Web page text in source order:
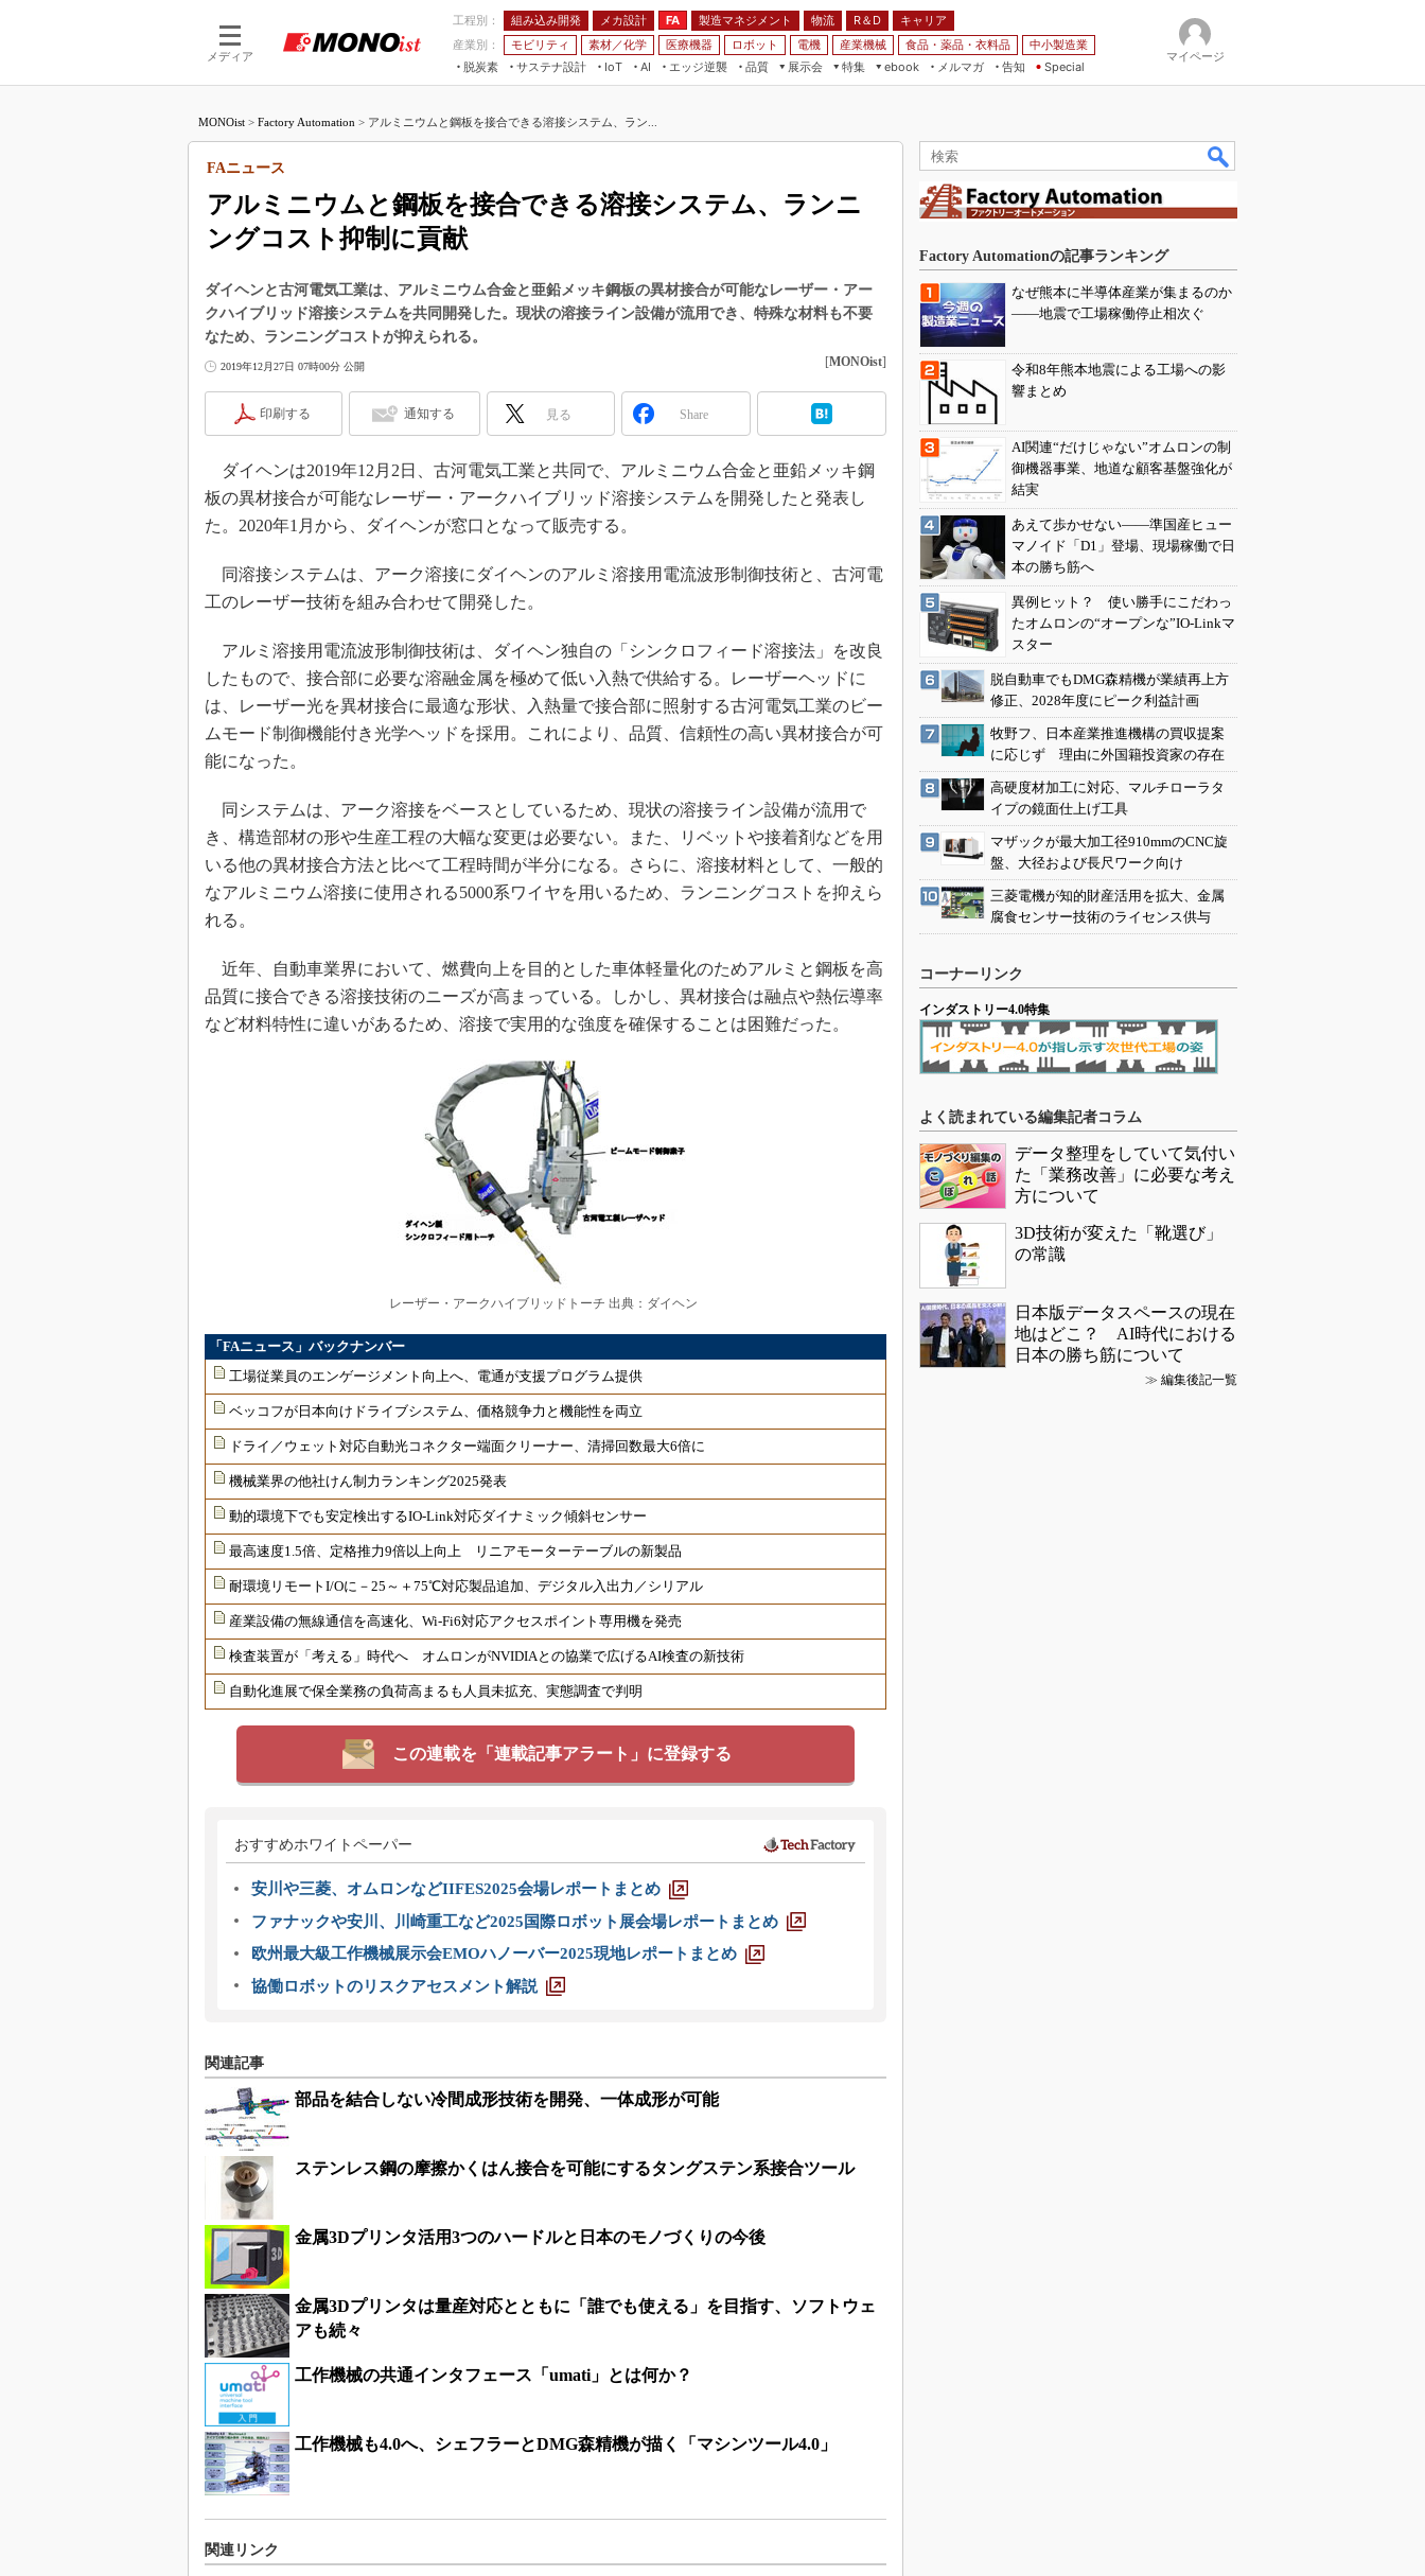
メディア
工程別： 組み込み開発 メカ設計 FA 製造マネジメント 物流 R＆D
キャリア
産業別：
モビリティ 素材／化学 医療機器 ロボット 電機 産業機械 食品・薬品・衣料品
中小製造業
脱炭素
サステナ設計
IoT
つながる工場
AI
AI×設備保全
エッジ逆襲 品質
展示会
JIMTOF
IIFES
TECHNO-FRONTIER
EdgeTech+
日本ものづくりワールド
AUTOMOTIVE WORLD
産業オープンネット展
特集
つながるクルマ
VR／AR
フィールドサービス
組み込み画像技術
組み込みモデリング
ISO26262
3Dプリンタ
インダストリー4.0
製造業ビッグデータ
メイドインジャパン
植物工場
知財マネジメント
グローバル設計・開発
制御セキュリティ
新型コロナへの対応
ebook
メルマガ
告知 Special
マイページ
MONOist > Factory Automation > アルミニウムと鋼板を接合できる溶接システム、ラン...
アルミニウムと鋼板を接合できる溶接システム、ランニ
ングコスト抑制に貢献
FAニュース
ダイヘンと古河電気工業は、アルミニウム合金と亜鉛メッキ鋼板の異材接合が可能なレーザー・アー
クハイブリッド溶接システムを共同開発した。現状の溶接ライン設備が流用でき、特殊な材料も不要
なため、ランニングコストが抑えられる。
2019年12月27日 07時00分 公開 [MONOist]
印刷する 通知する 見る Share
ダイヘンは2019年12月2日、古河電気工業と共同で、アルミニウム合金と亜鉛メッキ鋼
板の異材接合が可能なレーザー・アークハイブリッド溶接システムを開発したと発表し
た。2020年1月から、ダイヘンが窓口となって販売する。
同溶接システムは、アーク溶接にダイヘンのアルミ溶接用電流波形制御技術と、古河電
工のレーザー技術を組み合わせて開発した。
アルミ溶接用電流波形制御技術は、ダイヘン独自の「シンクロフィード溶接法」を改良
したもので、接合部に必要な溶融金属を極めて低い入熱で供給する。レーザーヘッドに
は、レーザー光を異材接合に最適な形状、入熱量で接合部に照射する古河電気工業のビー
ムモード制御機能付き光学ヘッドを採用。これにより、品質、信頼性の高い異材接合が可
能になった。
同システムは、アーク溶接をベースとしているため、現状の溶接ライン設備が流用で
き、構造部材の形や生産工程の大幅な変更は必要ない。また、リベットや接着剤などを用
いる他の異材接合方法と比べて工程時間が半分になる。さらに、溶接材料として、一般的
なアルミニウム溶接に使用される5000系ワイヤを用いるため、ランニングコストを抑えら
れる。
近年、自動車業界において、燃費向上を目的とした車体軽量化のためアルミと鋼板を高
品質に接合できる溶接技術のニーズが高まっている。しかし、異材接合は融点や熱伝導率
など材料特性に違いがあるため、溶接で実用的な強度を確保することは困難だった。
レーザー・アークハイブリッドトーチ 出典：ダイヘン
「FAニュース」バックナンバー
工場従業員のエンゲージメント向上へ、電通が支援プログラム提供
ベッコフが日本向けドライブシステム、価格競争力と機能性を両立
ドライ／ウェット対応自動光コネクター端面クリーナー、清掃回数最大6倍に
機械業界の他社けん制力ランキング2025発表
動的環境下でも安定検出するIO-Link対応ダイナミック傾斜センサー
最高速度1.5倍、定格推力9倍以上向上 リニアモーターテーブルの新製品
耐環境リモートI/Oに－25～＋75℃対応製品追加、デジタル入出力／シリアル
産業設備の無線通信を高速化、Wi-Fi6対応アクセスポイント専用機を発売
検査装置が「考える」時代へ オムロンがNVIDIAとの協業で広げるAI検査の新技術
自動化進展で保全業務の負荷高まるも人員未拡充、実態調査で判明
この連載を「連載記事アラート」に登録する
おすすめホワイトペーパー
安川や三菱、オムロンなどIIFES2025会場レポートまとめ
ファナックや安川、川崎重工など2025国際ロボット展会場レポートまとめ
欧州最大級工作機械展示会EMOハノーバー2025現地レポートまとめ
協働ロボットのリスクアセスメント解説
関連記事
部品を結合しない冷間成形技術を開発、一体成形が可能
ステンレス鋼の摩擦かくはん接合を可能にするタングステン系接合ツール
金属3Dプリンタ活用3つのハードルと日本のモノづくりの今後
金属3Dプリンタは量産対応とともに「誰でも使える」を目指す、ソフトウェ
アも続々
工作機械の共通インタフェース「umati」とは何か？
工作機械も4.0へ、シェフラーとDMG森精機が描く「マシンツール4.0」
関連リンク
Factory Automationの記事ランキング
なぜ熊本に半導体産業が集まるのか
――地震で工場稼働停止相次ぐ
令和8年熊本地震による工場への影
響まとめ
AI関連“だけじゃない”オムロンの制
御機器事業、地道な顧客基盤強化が
結実
あえて歩かせない――準国産ヒュー
マノイド「D1」登場、現場稼働で日
本の勝ち筋へ
異例ヒット？ 使い勝手にこだわっ
たオムロンの“オープンな”IO-Linkマ
スター
脱自動車でもDMG森精機が業績再上方
修正、2028年度にピーク利益計画
牧野フ、日本産業推進機構の買収提案
に応じず 理由に外国籍投資家の存在
高硬度材加工に対応、マルチローラタ
イプの鏡面仕上げ工具
マザックが最大加工径910mmのCNC旋
盤、大径および長尺ワーク向け
三菱電機が知的財産活用を拡大、金属
腐食センサー技術のライセンス供与
コーナーリンク
インダストリー4.0特集
よく読まれている編集記者コラム
データ整理をしていて気付い
た「業務改善」に必要な考え
方について
3D技術が変えた「靴選び」
の常識
日本版データスペースの現在
地はどこ？ AI時代における
日本の勝ち筋について
≫ 編集後記一覧